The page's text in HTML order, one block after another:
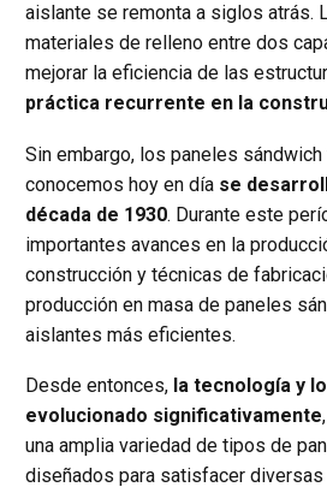
aislante se remonta a siglos atrás.
materiales de relleno entre dos
mejorar la eficiencia de las
práctica recurrente en la
Sin embargo, los paneles
conocemos hoy en día se
década de 1930. Durante este
importantes avances en la
construcción y técnicas de
producción en masa de paneles
aislantes más eficientes.
Desde entonces, la tecnología y
evolucionado significativamente
una amplia variedad de tipos de
diseñados para satisfacer